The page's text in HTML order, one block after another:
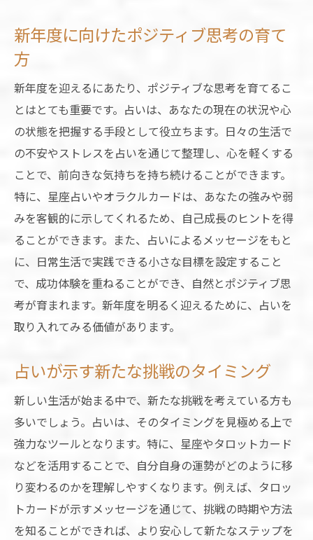
新年度に向けたポジティブ思考の育て
方
新年度を迎えるにあたり、ポジティブな思考を育てるこ
とはとても重要です。占いは、あなたの現在の状況や心
の状態を把握する手段として役立ちます。日々の生活で
の不安やストレスを占いを通じて整理し、心を軽くする
ことで、前向きな気持ちを持ち続けることができます。
特に、星座占いやオラクルカードは、あなたの強みや弱
みを客観的に示してくれるため、自己成長のヒントを得
ることができます。また、占いによるメッセージをもと
に、日常生活で実践できる小さな目標を設定すること
で、成功体験を重ねることができ、自然とポジティブ思
考が育まれます。新年度を明るく迎えるために、占いを
取り入れてみる価値があります。
占いが示す新たな挑戦のタイミング
新しい生活が始まる中で、新たな挑戦を考えている方も
多いでしょう。占いは、そのタイミングを見極める上で
強力なツールとなります。特に、星座やタロットカード
などを活用することで、自分自身の運勢がどのように移
り変わるのかを理解しやすくなります。例えば、タロッ
トカードが示すメッセージを通じて、挑戦の時期や方法
を知ることができれば、より安心して新たなステップを